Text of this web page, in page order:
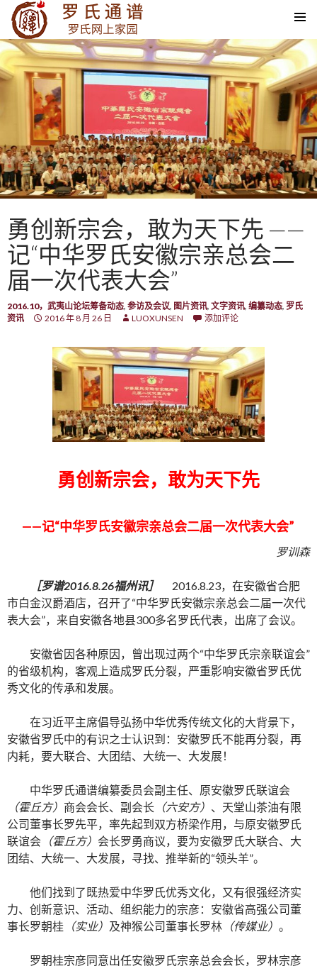
SKIP TO CONTENT
勇创新宗会，敢为天下先 ——
记“中华罗氏安徽宗亲总会二
届一次代表大会”
2016.10，武夷山论坛筹备动态, 参访及会议, 图片资讯, 文字资讯, 编纂动态, 罗氏
资讯
2016 年 8 月 26 日 LUOXUNSEN 添加评论
勇创新宗会，敢为天下先
——记“中华罗氏安徽宗亲总会二届一次代表大会”
罗训森
［罗谱2016.8.26福州讯］
2016.8.23，在安徽省合肥
市白金汉爵酒店，召开了“中华罗氏安徽宗亲总会二届一次代
表大会”，来自安徽各地县300多名罗氏代表，出席了会议。
安徽省因各种原因，曾出现过两个“中华罗氏宗亲联谊会”
的省级机构，客观上造成罗氏分裂，严重影响安徽省罗氏优
秀文化的传承和发展。
在习近平主席倡导弘扬中华优秀传统文化的大背景下，
安徽省罗氏中的有识之士认识到：安徽罗氏不能再分裂，再
内耗，要大联合、大团结、大统一、大发展！
中华罗氏通谱编纂委员会副主任、原安徽罗氏联谊会
（霍丘方） 商会会长、副会长 （六安方） 、天堂山茶油有限
公司董事长罗先平，率先起到双方桥梁作用，与原安徽罗氏
联谊会 （霍丘方） 会长罗勇商议，要为安徽罗氏大联合、大
团结、大统一、大发展，寻找、推举新的“领头羊”。
他们找到了既热爱中华罗氏优秀文化，又有很强经济实
力、创新意识、活动、组织能力的宗彦：安徽省高强公司董
事长罗朝桂 （实业） 及神猴公司董事长罗林 （传媒业） 。
罗朝桂宗彦同意出任安徽罗氏宗亲总会会长，罗林宗彦